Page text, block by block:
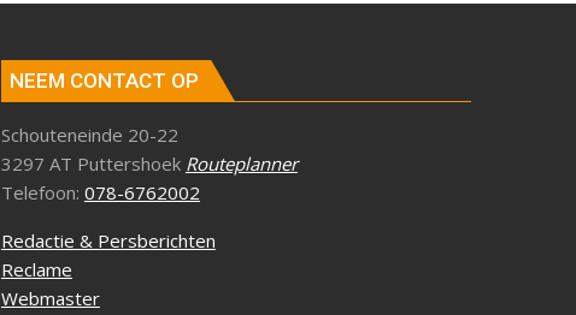
NEEM CONTACT OP
Schouteneinde 20-22
3297 AT Puttershoek Routeplanner
Telefoon: 078-6762002
Redactie & Persberichten
Reclame
Webmaster